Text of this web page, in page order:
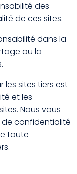
des
de ces sites.
dans la
ou la
les sites tiers est
et les
Nous vous
de confidentialité
toute